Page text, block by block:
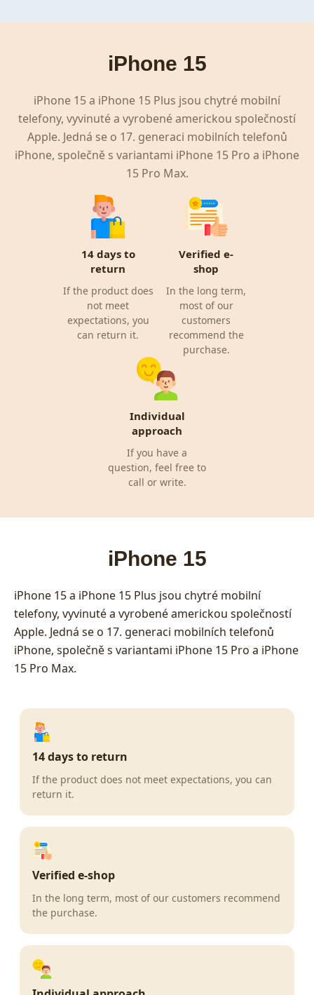
iPhone 15
iPhone 15 a iPhone 15 Plus jsou chytré mobilní
telefony, vyvinuté a vyrobené americkou společností
Apple. Jedná se o 17. generaci mobilních telefonů
iPhone, společně s variantami iPhone 15 Pro a iPhone
15 Pro Max.
14 days to
return
If the product does
not meet
expectations, you
can return it.
Verified e-
shop
In the long term,
most of our
customers
recommend the
purchase.
Individual
approach
If you have a
question, feel free to
call or write.
iPhone 15
iPhone 15 a iPhone 15 Plus jsou chytré mobilní
telefony, vyvinuté a vyrobené americkou společností
Apple. Jedná se o 17. generaci mobilních telefonů
iPhone, společně s variantami iPhone 15 Pro a iPhone
15 Pro Max.
14 days to return
If the product does not meet expectations, you can
return it.
Verified e-shop
In the long term, most of our customers recommend
the purchase.